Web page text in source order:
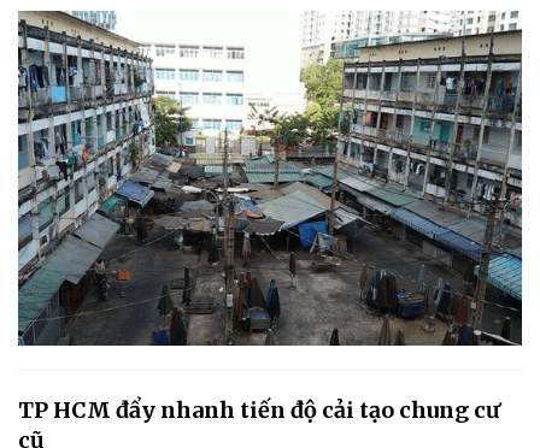
TP HCM đẩy nhanh tiến độ cải tạo chung cư
cũ